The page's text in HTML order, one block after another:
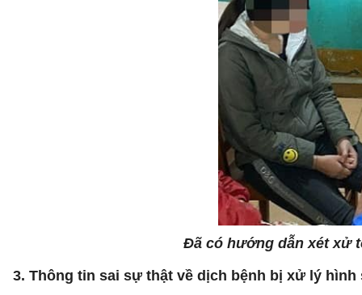
Đã có hướng dẫn xét xử
3. Thông tin sai sự thật về dịch bệnh bị xử lý hình